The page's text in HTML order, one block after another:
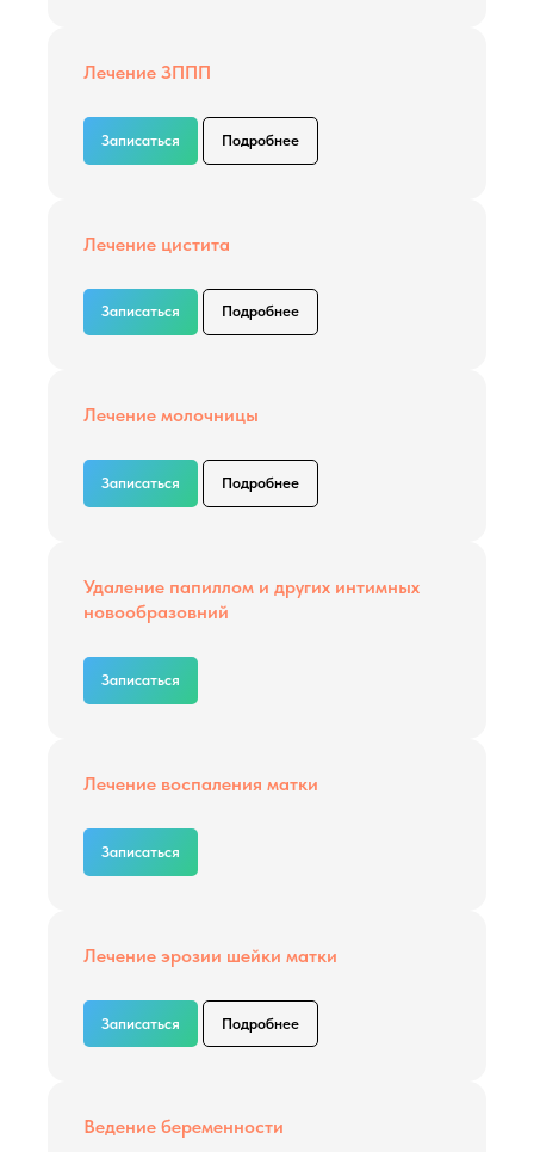
Лечение ЗППП
Записаться Подробнее
Лечение цистита
Записаться Подробнее
Лечение молочницы
Записаться Подробнее
Удаление папиллом и других интимных
новообразовний
Записаться
Лечение воспаления матки
Записаться
Лечение эрозии шейки матки
Записаться Подробнее
Ведение беременности